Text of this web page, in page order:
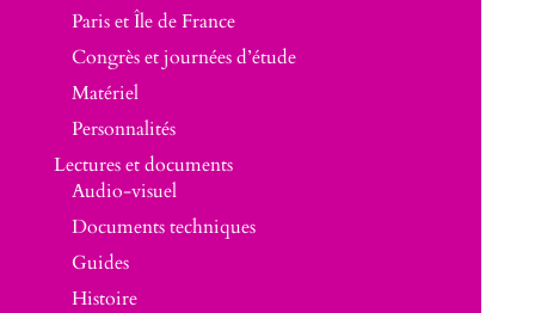
Paris et Île de France
Congrès et journées d’étude
Matériel
Personnalités
Lectures et documents
Audio-visuel
Documents techniques
Guides
Histoire